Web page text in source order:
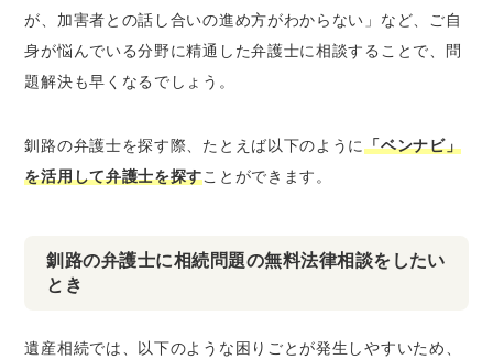
が、加害者との話し合いの進め方がわからない」など、ご自
身が悩んでいる分野に精通した弁護士に相談することで、問
題解決も早くなるでしょう。
釧路の弁護士を探す際、たとえば以下のように「ベンナビ」
を活用して弁護士を探すことができます。
釧路の弁護士に相続問題の無料法律相談をしたい
とき
遺産相続では、以下のような困りごとが発生しやすいため、